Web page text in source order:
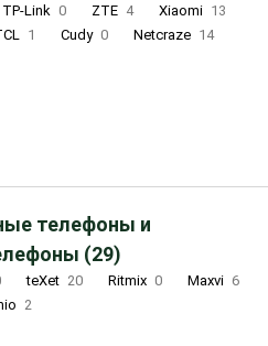
TP-Link 0 ZTE 4 Xiaomi 13
1 Cudy 0 Netcraze 14
телефоны и
(29)
teXet 20 Ritmix 0 Maxvi 6
2